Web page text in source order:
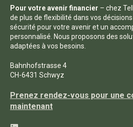
Pour votre avenir financier – chez
de plus de flexibilité dans vos
sécurité pour votre avenir et un
personnalisé. Nous proposons des
adaptées à vos besoins.
Bahnhofstrasse 4
CH-6431 Schwyz
Prenez rendez-vous pour une
maintenant